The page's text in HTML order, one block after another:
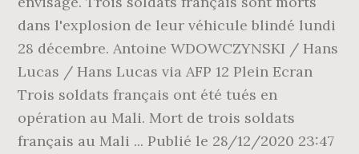
dans l'explosion de leur véhicule blindé lundi
28 décembre. Antoine WDOWCZYNSKI / Hans
Lucas / Hans Lucas via AFP 12 Plein Ecran
Trois soldats français ont été tués en
opération au Mali. Mort de trois soldats
français au Mali ... Publié le 28/12/2020 23:47